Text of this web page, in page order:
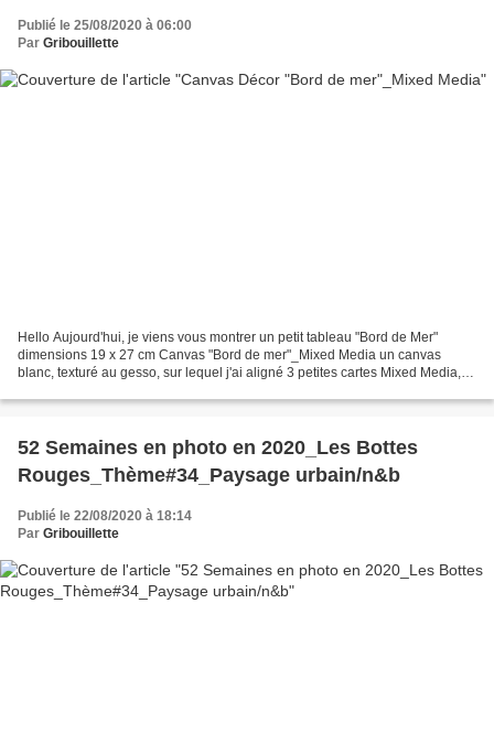
Publié le 25/08/2020 à 06:00
Par Gribouillette
Hello Aujourd'hui, je viens vous montrer un petit tableau "Bord de Mer"
dimensions 19 x 27 cm Canvas "Bord de mer"_Mixed Media un canvas
blanc, texturé au gesso, sur lequel j'ai aligné 3 petites cartes Mixed Media,
52 Semaines en photo en 2020_Les Bottes
Rouges_Thème#34_Paysage urbain/n&b
Publié le 22/08/2020 à 18:14
Par Gribouillette